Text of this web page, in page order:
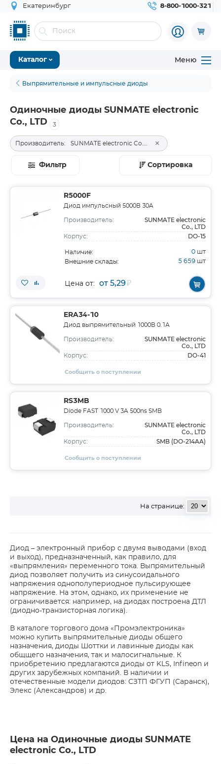
Екатеринбург 8-800-1000-321
Каталог Меню
Выпрямительные и импульсные диоды
Одиночные диоды SUNMATE electronic
Co., LTD
3
Производитель: ×
Фильтр Сортировка
R5000F
Диод импульсный 5000В 30A
Производитель:
SUNMATE electronic
Co., LTD
Корпус: DO-15
Наличие: 0 шт
Внешние склады: 5 659 шт
Цена от: от 5,29₽
ERA34-10
Диод выпрямительный 1000В 0.1А
Производитель:
SUNMATE electronic
Co., LTD
Корпус: DO-41
Сообщить о поступлении
RS3MB
Diode FAST 1000 V 3A 500ns SMB
Производитель:
SUNMATE electronic
Co., LTD
Корпус: SMB (DO-214AA)
Сообщить о поступлении
На странице:
Диод – электронный прибор с двумя выводами (вход
и выход), предназначенный, как правило, для
«выпрямления» переменного тока. Выпрямительный
диод позволяет получить из синусоидального
напряжения однополупериодное пульсирующее
напряжение. На этом, однако, их применение не
ограничивается: например, на диодах построена ДТЛ
(диодно-транзисторная логика).
В каталоге торгового дома «Промэлектроника»
можно купить выпрямительные диоды общего
назначения, диоды Шоттки и лавинные диоды как
общщего назначения, так и малосигнальные. К
приобретению предлагаются диоды от KLS, Infineon и
других зарубежных компаний. В наличии и
отечественные модели диодов: СЗТП ФГУП (Саранск),
Элекс (Александров) и др.
Цена на Одиночные диоды SUNMATE
electronic Co., LTD